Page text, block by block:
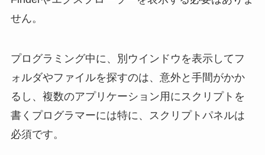
せん。
プログラミング中に、別ウインドウを表示してフ
ォルダやファイルを探すのは、意外と手間がかか
るし、複数のアプリケーション用にスクリプトを
書くプログラマーには特に、スクリプトパネルは
必須です。